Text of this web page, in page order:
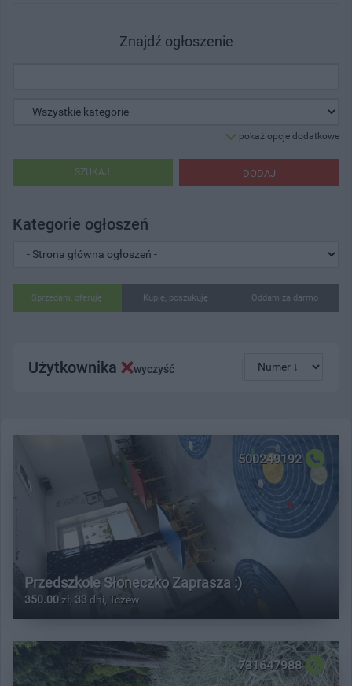
Znajdź ogłoszenie
pokaż opcje dodatkowe
DODAJ
SZUKAJ
Kategorie ogłoszeń
Sprzedam, oferuję Kupię, poszukuję Oddam za darmo
Użytkownika wyczyść
500249192
Przedszkole Słoneczko Zaprasza :)
350.00 zł, 33 dni, Tczew
731647988